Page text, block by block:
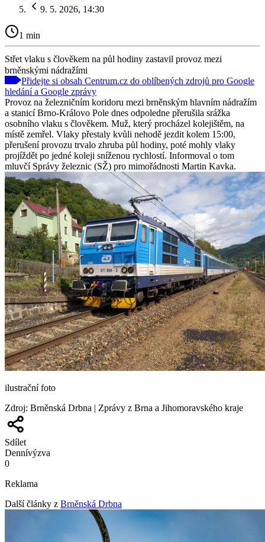
9. 5. 2026, 14:30
1 min
Střet vlaku s člověkem na půl hodiny zastavil provoz mezi
brněnskými nádražími
Přidejte si obsah Centrum.cz do oblíbených zdrojů pro Google
hledání a Google zprávy
Provoz na železničním koridoru mezi brněnským hlavním nádražím
a stanicí Brno-Královo Pole dnes odpoledne přerušila srážka
osobního vlaku s člověkem. Muž, který procházel kolejištěm, na
místě zemřel. Vlaky přestaly kvůli nehodě jezdit kolem 15:00,
přerušení provozu trvalo zhruba půl hodiny, poté mohly vlaky
projíždět po jedné koleji sníženou rychlostí. Informoval o tom
mluvčí Správy železnic (SŽ) pro mimořádnosti Martin Kavka.
ilustrační foto
Zdroj: Brněnská Drbna | Zprávy z Brna a Jihomoravského kraje
Sdílet
Dennívýzva
0
Reklama
Další články z Brněnská Drbna